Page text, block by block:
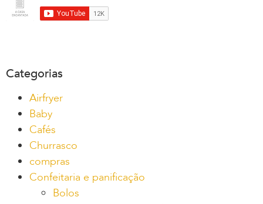
Categorias
Airfryer
Baby
Cafés
Churrasco
compras
Confeitaria e panificação
Bolos